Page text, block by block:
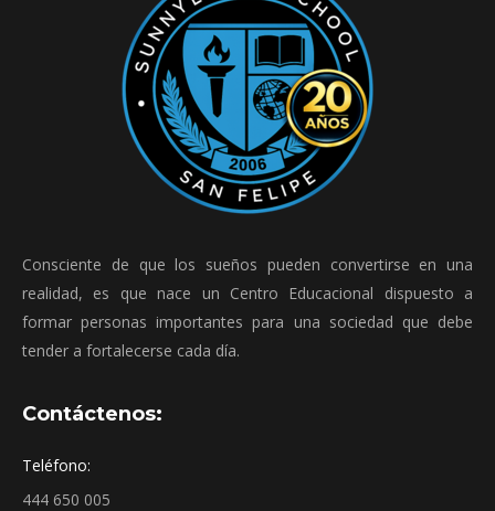
Consciente de que los sueños pueden convertirse en una
realidad, es que nace un Centro Educacional dispuesto a
formar personas importantes para una sociedad que debe
tender a fortalecerse cada día.
Contáctenos:
Teléfono:
444 650 005